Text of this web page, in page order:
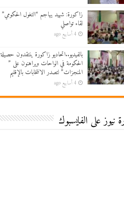
زاكورة: شهيد يهاجم “التغول
لقاء تواصلي
4 أسابيع ago
بالفيديو..اتحاديو زاكورة ينتقدون حصيلة
الحكومة في الواحات ويراهنون على ”
المنجزات” لتصدر الانتخابات بالإقليم
4 أسابيع ago
نيوز على الفايسبوك